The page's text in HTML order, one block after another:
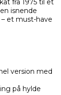
fra 1975 til et
isnende
et must-have
version med
på hylde